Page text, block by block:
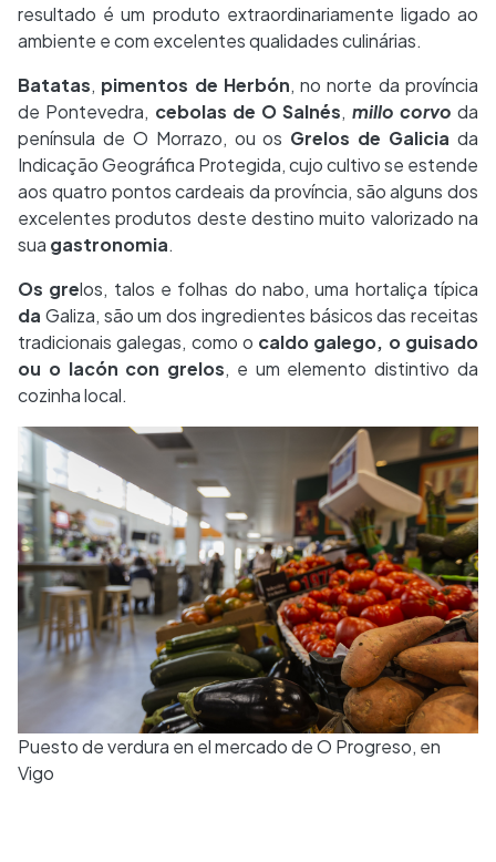
resultado é um produto extraordinariamente ligado ao
ambiente e com excelentes qualidades culinárias.
Batatas, pimentos de Herbón, no norte da província
de Pontevedra, cebolas de O Salnés, millo corvo da
península de O Morrazo, ou os Grelos de Galicia da
Indicação Geográfica Protegida, cujo cultivo se estende
aos quatro pontos cardeais da província, são alguns dos
excelentes produtos deste destino muito valorizado na
sua gastronomia.
Os grelos, talos e folhas do nabo, uma hortaliça típica
da Galiza, são um dos ingredientes básicos das receitas
tradicionais galegas, como o caldo galego, o guisado
ou o lacón con grelos, e um elemento distintivo da
cozinha local.
Puesto de verdura en el mercado de O Progreso, en
Vigo